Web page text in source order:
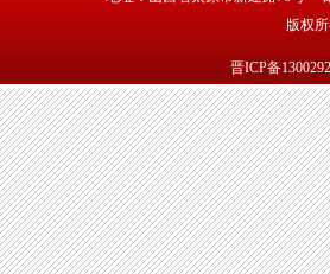
版权
晋ICP备